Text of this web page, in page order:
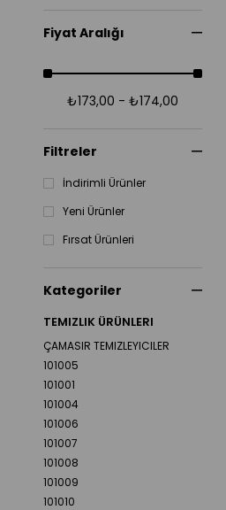
Fiyat Aralığı
₺173,00 - ₺174,00
Filtreler
İndirimli Ürünler
Yeni Ürünler
Fırsat Ürünleri
Kategoriler
TEMIZLIK ÜRÜNLERI
ÇAMASIR TEMIZLEYICILER
101005
101001
101004
101006
101007
101008
101009
101010